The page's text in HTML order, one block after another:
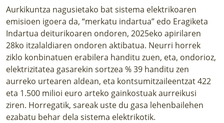
Aurkikuntza nagusietako bat sistema elektrikoaren
emisioen igoera da, “merkatu indartua” edo Eragiketa
Indartua deiturikoaren ondoren, 2025eko apirilaren
28ko itzalaldiaren ondoren aktibatua. Neurri horrek
ziklo konbinatuen erabilera handitu zuen, eta, ondorioz,
elektrizitatea gasarekin sortzea % 39 handitu zen
aurreko urtearen aldean, eta kontsumitzaileentzat 422
eta 1.500 milioi euro arteko gainkostuak aurreikusi
ziren. Horregatik, sareak uste du gasa lehenbailehen
ezabatu behar dela sistema elektrikotik.